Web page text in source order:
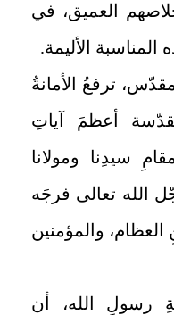
العميق، في
المناسبة الأليمة.
ترفعُ الأمانةُ
أعظمَ آياتِ
سيدِنا ومولانا
الله تعالى فرجَه
والمؤمنين
رسولِ الله، أن